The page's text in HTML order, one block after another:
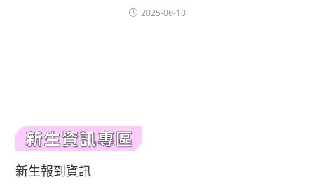
2025-06-10
新生報到資訊